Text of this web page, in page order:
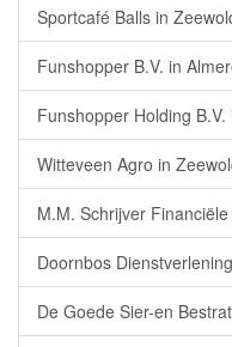
Sportcafé Balls in
Funshopper B.V. in
Funshopper Holding
Witteveen Agro in
M.M. Schrijver
Doornbos
De Goede Sier-en